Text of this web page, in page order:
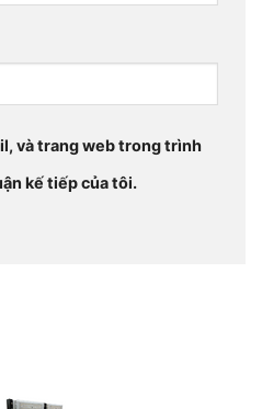
và trang web trong trình
kế tiếp của tôi.